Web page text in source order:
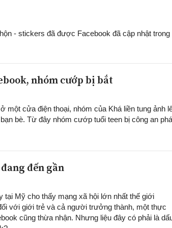
- stickers đã được Facebook đã cập nhật trong
nhóm cướp bị bắt
một cửa điện thoại, nhóm của Khá liền tung ảnh
bè. Từ đây nhóm cướp tuổi teen bị công an
đến gần
tại Mỹ cho thấy mạng xã hội lớn nhất thế giới
với giới trẻ và cả người trưởng thành, một thực
cũng thừa nhận. Nhưng liệu đây có phải là